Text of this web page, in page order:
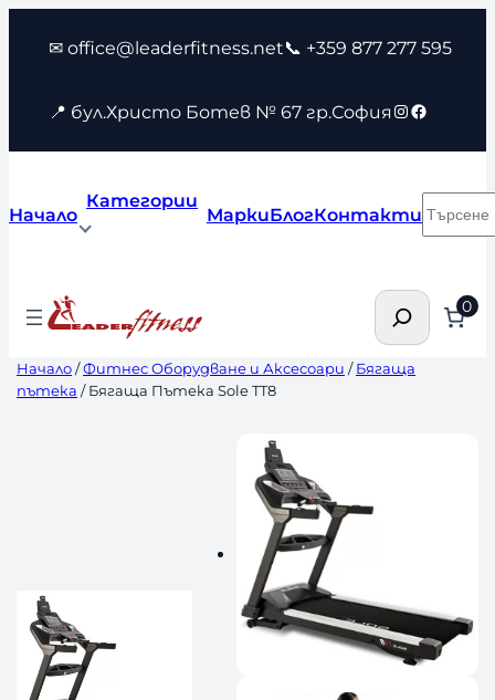
съдържанието
✉ office@leaderfitness.net📞 +359 877 277 595
📍 бул.Христо Ботев № 67 гр.София Instagram
Facebook
Начало
Категории
МаркиБлогКонтакти
Търсене 0
Начало/Фитнес Оборудване и Аксесоари /Бягаща
пътека / Бягаща Пътека Sole TT8